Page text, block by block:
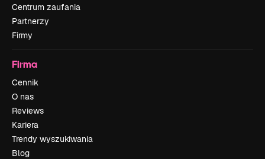
Centrum zaufania
Partnerzy
Firmy
Firma
Cennik
O nas
Reviews
Kariera
Trendy wyszukiwania
Blog